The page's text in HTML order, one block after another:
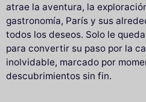
atrae la aventura, la
gastronomía, París y sus
todos los deseos. Solo le
para convertir su paso por la
inolvidable, marcado por
descubrimientos sin fin.